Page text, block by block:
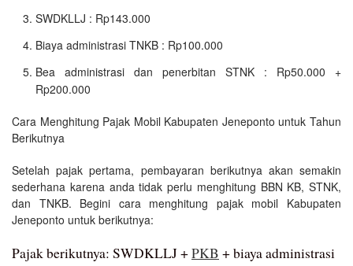
SWDKLLJ : Rp143.000
Biaya administrasi TNKB : Rp100.000
Bea administrasi dan penerbitan STNK : Rp50.000 +
Rp200.000
Cara Menghitung Pajak Mobil Kabupaten Jeneponto untuk Tahun
Berikutnya
Setelah pajak pertama, pembayaran berikutnya akan semakin
sederhana karena anda tidak perlu menghitung BBN KB, STNK,
dan TNKB. Begini cara menghitung pajak mobil Kabupaten
Jeneponto untuk berikutnya:
Pajak berikutnya: SWDKLLJ +PKB + biaya administrasi